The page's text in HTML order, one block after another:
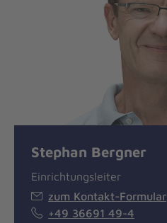
Stephan Bergner
Einrichtungsleiter
zum Kontakt-Formular
+49 36691 49-4